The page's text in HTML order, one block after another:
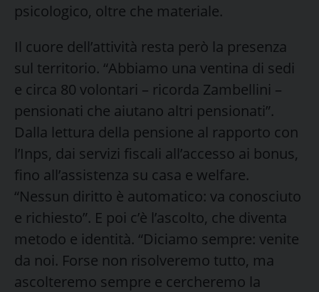
psicologico, oltre che materiale.
Il cuore dell’attività resta però la presenza
sul territorio. “Abbiamo una ventina di sedi
e circa 80 volontari – ricorda Zambellini –
pensionati che aiutano altri pensionati”.
Dalla lettura della pensione al rapporto con
l’Inps, dai servizi fiscali all’accesso ai bonus,
fino all’assistenza su casa e welfare.
“Nessun diritto è automatico: va conosciuto
e richiesto”. E poi c’è l’ascolto, che diventa
metodo e identità. “Diciamo sempre: venite
da noi. Forse non risolveremo tutto, ma
ascolteremo sempre e cercheremo la